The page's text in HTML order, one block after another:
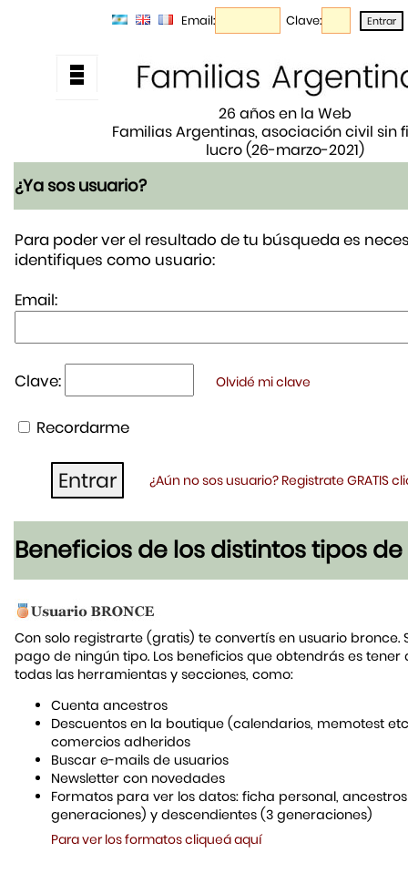
Email: Clave:
26 años en la Web
Familias Argentinas, asociación civil sin
lucro (26-marzo-2021)
¿Ya sos usuario?
Para poder ver el resultado de tu búsqueda es
identifiques como usuario:
Email:
Clave: Olvidé mi clave
Recordarme
¿Aún no sos usuario? Registrate GRATIS
Beneficios de los distintos tipos de
Con solo registrarte (gratis) te convertís en usuario bronce.
pago de ningún tipo. Los beneficios que obtendrás es tener
todas las herramientas y secciones, como:
Cuenta ancestros
Descuentos en la boutique (calendarios, memotest
comercios adheridos
Buscar e-mails de usuarios
Newsletter con novedades
Formatos para ver los datos: ficha personal,
generaciones) y descendientes (3 generaciones)
Para ver los formatos cliqueá aquí